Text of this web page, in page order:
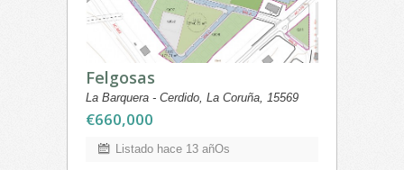
Felgosas
La Barquera - Cerdido, La Coruña, 15569
€660,000
Listado hace 13 añOs